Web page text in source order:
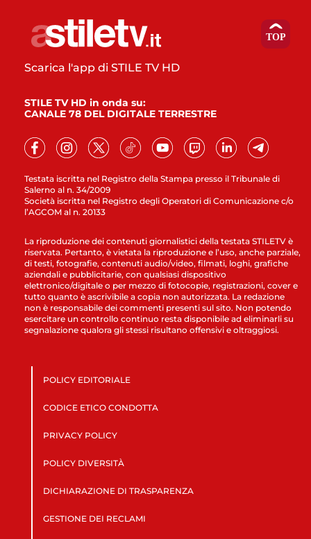
Testata iscritta nel Registro della Stampa presso il Tribunale di
Salerno al n. 34/2009
Società iscritta nel Registro degli Operatori di Comunicazione c/o
l’AGCOM al n. 20133
Scarica l'app di STILE TV HD
STILE TV HD in onda su:
CANALE 78 DEL DIGITALE TERRESTRE
La riproduzione dei contenuti giornalistici della testata STILETV è
riservata. Pertanto, è vietata la riproduzione e l’uso, anche parziale,
di testi, fotografie, contenuti audio/video, filmati, loghi, grafiche
aziendali e pubblicitarie, con qualsiasi dispositivo
elettronico/digitale o per mezzo di fotocopie, registrazioni, cover e
tutto quanto è ascrivibile a copia non autorizzata. La redazione
non è responsabile dei commenti presenti sul sito. Non potendo
esercitare un controllo continuo resta disponibile ad eliminarli su
segnalazione qualora gli stessi risultano offensivi e oltraggiosi.
POLICY EDITORIALE
CODICE ETICO CONDOTTA
PRIVACY POLICY
POLICY DIVERSITÀ
DICHIARAZIONE DI TRASPARENZA
GESTIONE DEI RECLAMI